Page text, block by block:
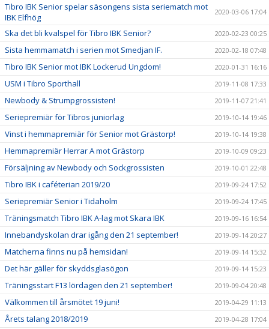
Tibro IBK Senior spelar säsongens sista seriematch mot
IBK Elfhög
2020-03-06 17:04
Ska det bli kvalspel för Tibro IBK Senior? 2020-02-23 00:25
Sista hemmamatch i serien mot Smedjan IF. 2020-02-18 07:48
Tibro IBK Senior mot IBK Lockerud Ungdom! 2020-01-31 16:16
USM i Tibro Sporthall 2019-11-08 17:33
Newbody & Strumpgrossisten! 2019-11-07 21:41
Seriepremiär för Tibros juniorlag 2019-10-14 19:46
Vinst i hemmapremiär för Senior mot Grästorp! 2019-10-14 19:38
Hemmapremiär Herrar A mot Grästorp 2019-10-09 09:23
Försäljning av Newbody och Sockgrossisten 2019-10-01 22:48
Tibro IBK i caféterian 2019/20 2019-09-24 17:52
Seriepremiär Senior i Tidaholm 2019-09-24 17:45
Träningsmatch Tibro IBK A-lag mot Skara IBK 2019-09-16 16:54
Innebandyskolan drar igång den 21 september! 2019-09-14 20:27
Matcherna finns nu på hemsidan! 2019-09-14 15:32
Det här gäller för skyddsglasögon 2019-09-14 15:23
Träningsstart F13 lördagen den 21 september! 2019-09-04 20:48
Välkommen till årsmötet 19 juni! 2019-04-29 11:13
Årets talang 2018/2019 2019-04-28 17:04